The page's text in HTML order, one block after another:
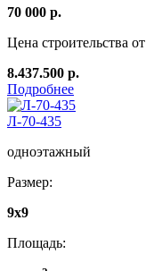
70 000 р.
Цена строительства от
8.437.500 р.
Подробнее
Л-70-435
одноэтажный
Размер:
9х9
Площадь: